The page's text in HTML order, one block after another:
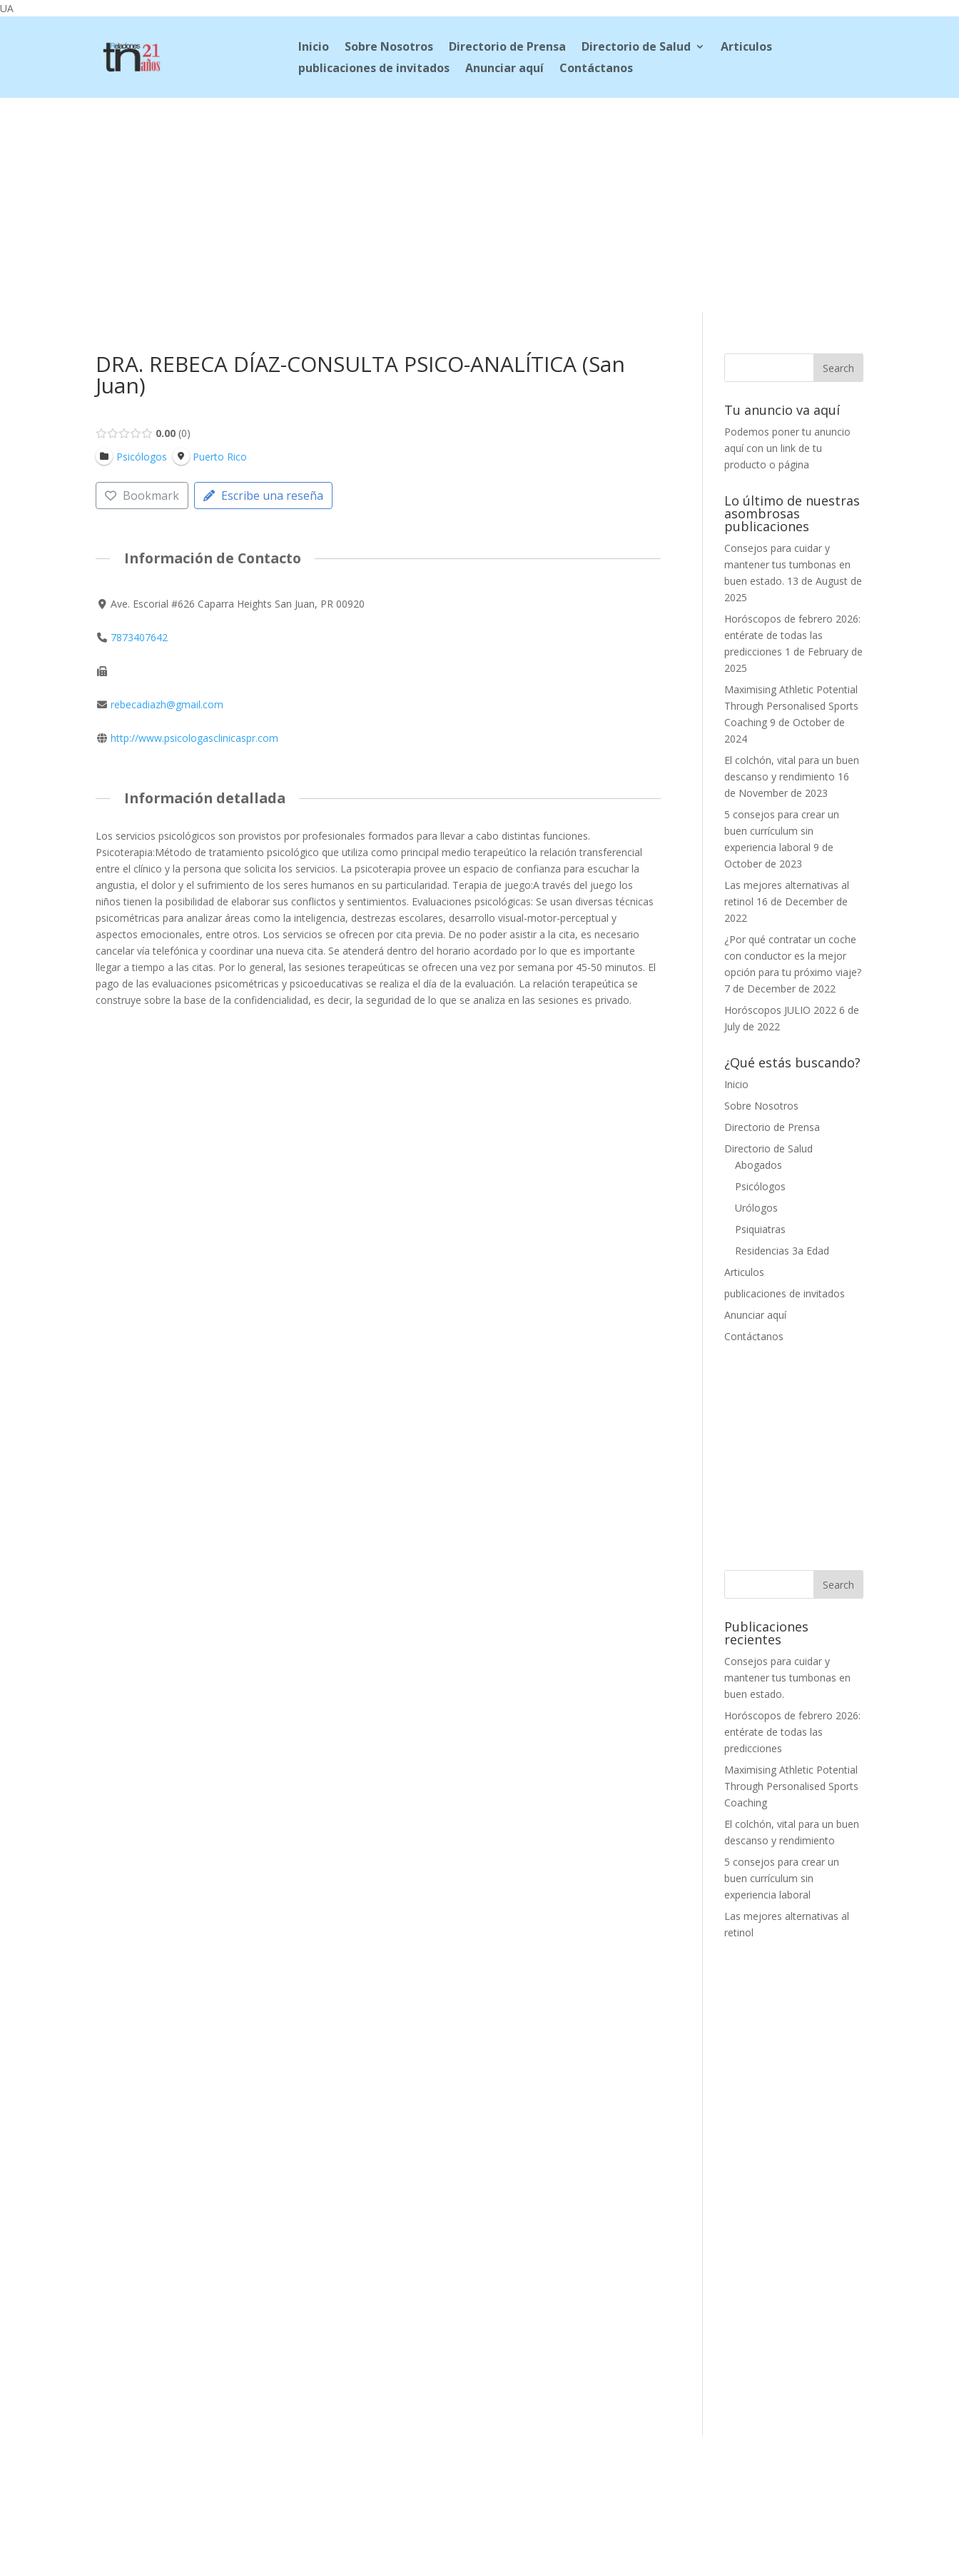
UA
Inicio Sobre Nosotros Directorio de Prensa Directorio de Salud
Articulos
publicaciones de invitados
Anunciar aquí Contáctanos
DRA. REBECA DÍAZ-CONSULTA PSICO-ANALÍTICA (San
Juan)
0.00 0
Psicólogos
Puerto Rico
Bookmark Escribe una reseña
Información de Contacto
Ave. Escorial #626 Caparra Heights San Juan, PR 00920
7873407642
rebecadiazh@gmail.com
http://www.psicologasclinicaspr.com
Información detallada
Los servicios psicológicos son provistos por profesionales formados para llevar a cabo distintas funciones.
Psicoterapia:Método de tratamiento psicológico que utiliza como principal medio terapeútico la relación transferencial
entre el clínico y la persona que solicita los servicios. La psicoterapia provee un espacio de confianza para escuchar la
angustia, el dolor y el sufrimiento de los seres humanos en su particularidad. Terapia de juego:A través del juego los
niños tienen la posibilidad de elaborar sus conflictos y sentimientos. Evaluaciones psicológicas: Se usan diversas técnicas
psicométricas para analizar áreas como la inteligencia, destrezas escolares, desarrollo visual-motor-perceptual y
aspectos emocionales, entre otros. Los servicios se ofrecen por cita previa. De no poder asistir a la cita, es necesario
cancelar vía telefónica y coordinar una nueva cita. Se atenderá dentro del horario acordado por lo que es importante
llegar a tiempo a las citas. Por lo general, las sesiones terapeúticas se ofrecen una vez por semana por 45-50 minutos. El
pago de las evaluaciones psicométricas y psicoeducativas se realiza el día de la evaluación. La relación terapeútica se
construye sobre la base de la confidencialidad, es decir, la seguridad de lo que se analiza en las sesiones es privado.
Tu anuncio va aquí
Podemos poner tu anuncio
aquí con un link de tu
producto o página
Lo último de nuestras
asombrosas
publicaciones
Consejos para cuidar y
mantener tus tumbonas en
buen estado. 13 de August de
2025
Horóscopos de febrero 2026:
entérate de todas las
predicciones 1 de February de
2025
Maximising Athletic Potential
Through Personalised Sports
Coaching 9 de October de
2024
El colchón, vital para un buen
descanso y rendimiento 16
de November de 2023
5 consejos para crear un
buen currículum sin
experiencia laboral 9 de
October de 2023
Las mejores alternativas al
retinol 16 de December de
2022
¿Por qué contratar un coche
con conductor es la mejor
opción para tu próximo viaje?
7 de December de 2022
Horóscopos JULIO 2022 6 de
July de 2022
¿Qué estás buscando?
Inicio
Sobre Nosotros
Directorio de Prensa
Directorio de Salud
Abogados
Psicólogos
Urólogos
Psiquiatras
Residencias 3a Edad
Articulos
publicaciones de invitados
Anunciar aquí
Contáctanos
Publicaciones
recientes
Consejos para cuidar y
mantener tus tumbonas en
buen estado.
Horóscopos de febrero 2026:
entérate de todas las
predicciones
Maximising Athletic Potential
Through Personalised Sports
Coaching
El colchón, vital para un buen
descanso y rendimiento
5 consejos para crear un
buen currículum sin
experiencia laboral
Las mejores alternativas al
retinol